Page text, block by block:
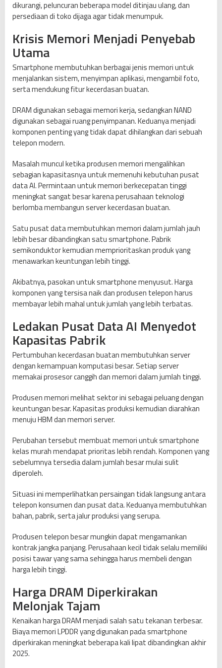
dikurangi, peluncuran beberapa model ditinjau ulang, dan
persediaan di toko dijaga agar tidak menumpuk.
Krisis Memori Menjadi Penyebab
Utama
Smartphone membutuhkan berbagai jenis memori untuk
menjalankan sistem, menyimpan aplikasi, mengambil foto,
serta mendukung fitur kecerdasan buatan.
DRAM digunakan sebagai memori kerja, sedangkan NAND
digunakan sebagai ruang penyimpanan. Keduanya menjadi
komponen penting yang tidak dapat dihilangkan dari sebuah
telepon modern.
Masalah muncul ketika produsen memori mengalihkan
sebagian kapasitasnya untuk memenuhi kebutuhan pusat
data AI. Permintaan untuk memori berkecepatan tinggi
meningkat sangat besar karena perusahaan teknologi
berlomba membangun server kecerdasan buatan.
Satu pusat data membutuhkan memori dalam jumlah jauh
lebih besar dibandingkan satu smartphone. Pabrik
semikonduktor kemudian memprioritaskan produk yang
menawarkan keuntungan lebih tinggi.
Akibatnya, pasokan untuk smartphone menyusut. Harga
komponen yang tersisa naik dan produsen telepon harus
membayar lebih mahal untuk jumlah yang lebih terbatas.
Ledakan Pusat Data AI Menyedot
Kapasitas Pabrik
Pertumbuhan kecerdasan buatan membutuhkan server
dengan kemampuan komputasi besar. Setiap server
memakai prosesor canggih dan memori dalam jumlah tinggi.
Produsen memori melihat sektor ini sebagai peluang dengan
keuntungan besar. Kapasitas produksi kemudian diarahkan
menuju HBM dan memori server.
Perubahan tersebut membuat memori untuk smartphone
kelas murah mendapat prioritas lebih rendah. Komponen yang
sebelumnya tersedia dalam jumlah besar mulai sulit
diperoleh.
Situasi ini memperlihatkan persaingan tidak langsung antara
telepon konsumen dan pusat data. Keduanya membutuhkan
bahan, pabrik, serta jalur produksi yang serupa.
Produsen telepon besar mungkin dapat mengamankan
kontrak jangka panjang. Perusahaan kecil tidak selalu memiliki
posisi tawar yang sama sehingga harus membeli dengan
harga lebih tinggi.
Harga DRAM Diperkirakan
Melonjak Tajam
Kenaikan harga DRAM menjadi salah satu tekanan terbesar.
Biaya memori LPDDR yang digunakan pada smartphone
diperkirakan meningkat beberapa kali lipat dibandingkan akhir
2025.